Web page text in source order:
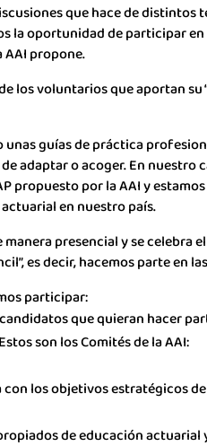
que hace de distintos
la oportunidad de participar
propone.
los voluntarios que aportan su
guías de práctica
adaptar o acoger. En nuestro
propuesto por la AAI y
en nuestro país.
presencial y se celebra
es decir, hacemos parte en
participar:
que quieran hacer
son los Comités de la AAI:
los objetivos estratégicos
de educación